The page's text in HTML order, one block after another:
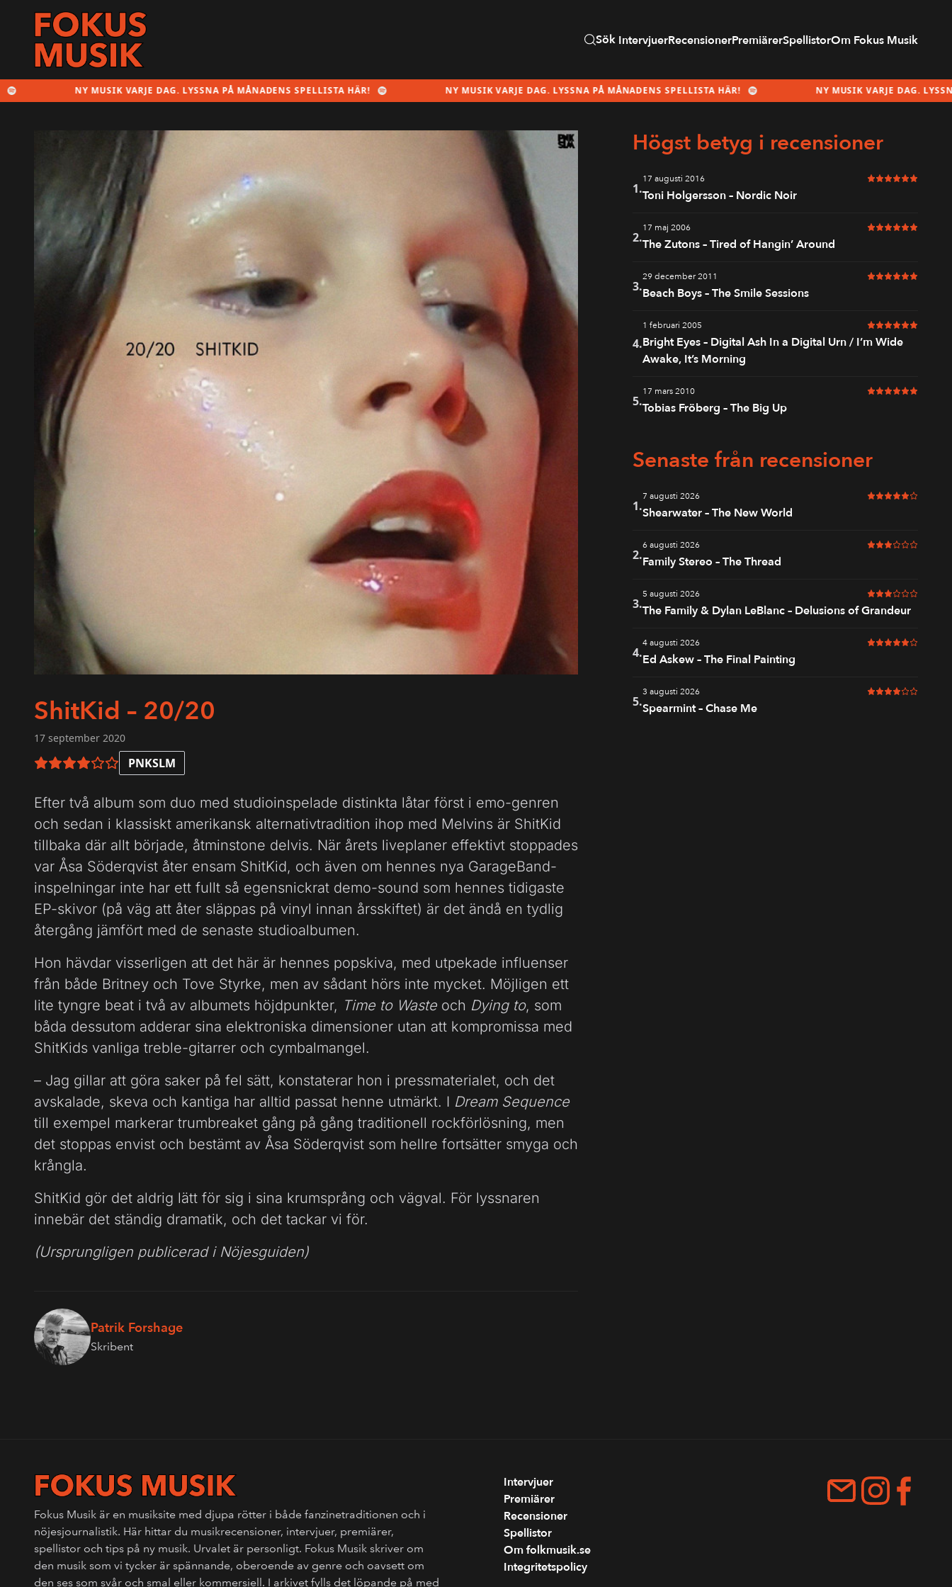
Sök IntervjuerRecensionerPremiärerSpellistorOm Fokus Musik
NY MUSIK VARJE DAG. LYSSNA PÅ MÅNADENS SPELLISTA HÄR! NY MUSIK VARJE DAG. LYSSNA PÅ MÅNADENS SPELLISTA HÄR! NY MUSIK VARJE DAG. LYSSNA PÅ
ShitKid – 20/20
17 september 2020
4 av 6 i betyg PNKSLM
Efter två album som duo med studioinspelade distinkta låtar först i emo-genren
och sedan i klassiskt amerikansk alternativtradition ihop med Melvins är ShitKid
tillbaka där allt började, åtminstone delvis. När årets liveplaner effektivt stoppades
var Åsa Söderqvist åter ensam ShitKid, och även om hennes nya GarageBand-
inspelningar inte har ett fullt så egensnickrat demo-sound som hennes tidigaste
EP-skivor (på väg att åter släppas på vinyl innan årsskiftet) är det ändå en tydlig
återgång jämfört med de senaste studioalbumen.
Hon hävdar visserligen att det här är hennes popskiva, med utpekade influenser
från både Britney och Tove Styrke, men av sådant hörs inte mycket. Möjligen ett
lite tyngre beat i två av albumets höjdpunkter, Time to Wasteoch Dying to, som
båda dessutom adderar sina elektroniska dimensioner utan att kompromissa med
ShitKids vanliga treble-gitarrer och cymbalmangel.
– Jag gillar att göra saker på fel sätt, konstaterar hon i pressmaterialet, och det
avskalade, skeva och kantiga har alltid passat henne utmärkt. I Dream Sequence
till exempel markerar trumbreaket gång på gång traditionell rockförlösning, men
det stoppas envist och bestämt av Åsa Söderqvist som hellre fortsätter smyga och
krångla.
ShitKid gör det aldrig lätt för sig i sina krumsprång och vägval. För lyssnaren
innebär det ständig dramatik, och det tackar vi för.
(Ursprungligen publicerad i Nöjesguiden)
Patrik Forshage
Skribent
Högst betyg i recensioner
1.
17 augusti 2016 6 av 6 i betyg
Toni Holgersson – Nordic Noir
2.
17 maj 2006 6 av 6 i betyg
The Zutons – Tired of Hangin’ Around
3.
29 december 2011 6 av 6 i betyg
Beach Boys – The Smile Sessions
4.
1 februari 2005 6 av 6 i betyg
Bright Eyes – Digital Ash In a Digital Urn / I’m Wide
Awake, It’s Morning
5.
17 mars 2010 6 av 6 i betyg
Tobias Fröberg – The Big Up
Senaste från recensioner
1.
7 augusti 2026 5 av 6 i betyg
Shearwater – The New World
2.
6 augusti 2026 3 av 6 i betyg
Family Stereo – The Thread
3.
5 augusti 2026 3 av 6 i betyg
The Family & Dylan LeBlanc – Delusions of Grandeur
4.
4 augusti 2026 5 av 6 i betyg
Ed Askew – The Final Painting
5.
3 augusti 2026 4 av 6 i betyg
Spearmint – Chase Me
Fokus Musik är en musiksite med djupa rötter i både fanzinetraditionen och i
nöjesjournalistik. Här hittar du musikrecensioner, intervjuer, premiärer,
spellistor och tips på ny musik. Urvalet är personligt. Fokus Musik skriver om
den musik som vi tycker är spännande, oberoende av genre och oavsett om
den ses som svår och smal eller kommersiell. I arkivet fylls det löpande på med
Intervjuer
Premiärer
Recensioner
Spellistor
Om folkmusik.se
Integritetspolicy